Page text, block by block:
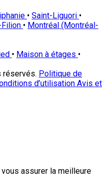
• Saint-Liguori •
• Montréal (Montréal-
• Maison à étages •
réservés. Politique de
d’utilisation Avis et
assurer la meilleure